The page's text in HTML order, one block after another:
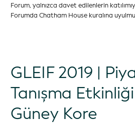
Forum, yalnızca davet edilenlerin
Forumda Chatham House kuralına
GLEIF 2019 |
Tanışma
Güney Kore